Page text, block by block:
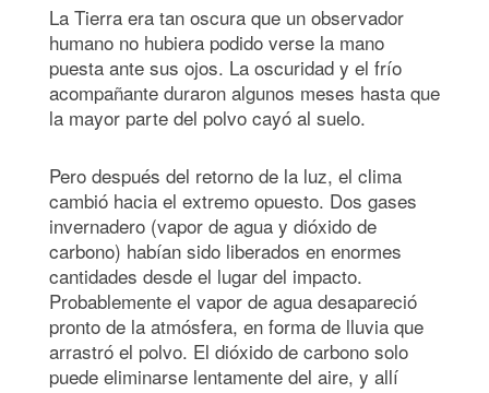
La Tierra era tan oscura que un observador
humano no hubiera podido verse la mano
puesta ante sus ojos. La oscuridad y el frío
acompañante duraron algunos meses hasta que
la mayor parte del polvo cayó al suelo.
Pero después del retorno de la luz, el clima
cambió hacia el extremo opuesto. Dos gases
invernadero (vapor de agua y dióxido de
carbono) habían sido liberados en enormes
cantidades desde el lugar del impacto.
Probablemente el vapor de agua desapareció
pronto de la atmósfera, en forma de lluvia que
arrastró el polvo. El dióxido de carbono solo
puede eliminarse lentamente del aire, y allí